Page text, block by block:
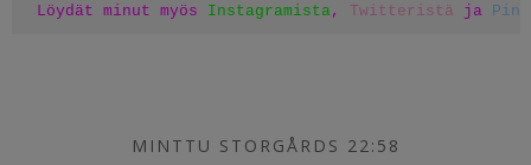
Löydät minut myös Instagramista, Twitteristä ja
MINTTU STORGÅRDS 22:58